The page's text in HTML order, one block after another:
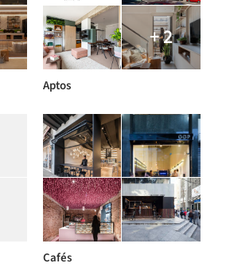
+ 2
Aptos
Cafés